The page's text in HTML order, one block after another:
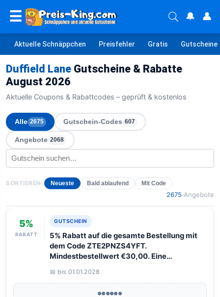
☰ 🔔 👤
Aktuelle Schnäppchen Preisfehler Gratis Gutscheine
Duffield Lane Gutscheine & Rabatte
August 2026
Aktuelle Coupons & Rabattcodes – geprüft & kostenlos
Alle 2675 Gutschein-Codes 607
Angebote 2068
SORTIEREN: Neueste Bald ablaufend Mit Code
2675 Angebote
5%
RABATT
GUTSCHEIN
5% Rabatt auf die gesamte Bestellung mit
dem Code ZTE2PNZS4YFT.
Mindestbestellwert €30,00. Eine
Rabatten kombinierbar.
📅 bis 01.01.2028
●●●●●●